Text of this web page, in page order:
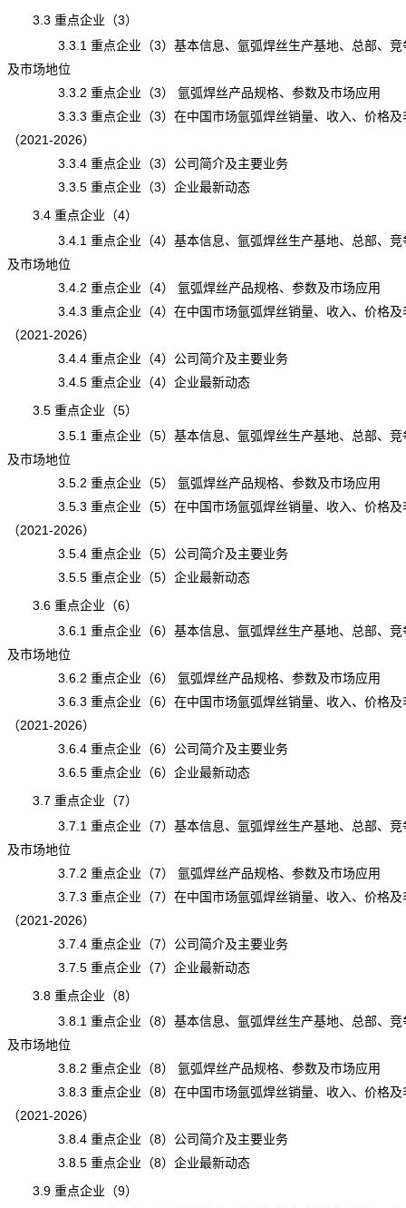
3.3 重点企业（3）
3.3.1 重点企业（3）基本信息、氩弧焊丝生产基地、总部、竞
及市场地位
3.3.2 重点企业（3） 氩弧焊丝产品规格、参数及市场应用
3.3.3 重点企业（3）在中国市场氩弧焊丝销量、收入、价格及
（2021-2026）
3.3.4 重点企业（3）公司简介及主要业务
3.3.5 重点企业（3）企业最新动态
3.4 重点企业（4）
3.4.1 重点企业（4）基本信息、氩弧焊丝生产基地、总部、竞
及市场地位
3.4.2 重点企业（4） 氩弧焊丝产品规格、参数及市场应用
3.4.3 重点企业（4）在中国市场氩弧焊丝销量、收入、价格及
（2021-2026）
3.4.4 重点企业（4）公司简介及主要业务
3.4.5 重点企业（4）企业最新动态
3.5 重点企业（5）
3.5.1 重点企业（5）基本信息、氩弧焊丝生产基地、总部、竞
及市场地位
3.5.2 重点企业（5） 氩弧焊丝产品规格、参数及市场应用
3.5.3 重点企业（5）在中国市场氩弧焊丝销量、收入、价格及
（2021-2026）
3.5.4 重点企业（5）公司简介及主要业务
3.5.5 重点企业（5）企业最新动态
3.6 重点企业（6）
3.6.1 重点企业（6）基本信息、氩弧焊丝生产基地、总部、竞
及市场地位
3.6.2 重点企业（6） 氩弧焊丝产品规格、参数及市场应用
3.6.3 重点企业（6）在中国市场氩弧焊丝销量、收入、价格及
（2021-2026）
3.6.4 重点企业（6）公司简介及主要业务
3.6.5 重点企业（6）企业最新动态
3.7 重点企业（7）
3.7.1 重点企业（7）基本信息、氩弧焊丝生产基地、总部、竞
及市场地位
3.7.2 重点企业（7） 氩弧焊丝产品规格、参数及市场应用
3.7.3 重点企业（7）在中国市场氩弧焊丝销量、收入、价格及
（2021-2026）
3.7.4 重点企业（7）公司简介及主要业务
3.7.5 重点企业（7）企业最新动态
3.8 重点企业（8）
3.8.1 重点企业（8）基本信息、氩弧焊丝生产基地、总部、竞
及市场地位
3.8.2 重点企业（8） 氩弧焊丝产品规格、参数及市场应用
3.8.3 重点企业（8）在中国市场氩弧焊丝销量、收入、价格及
（2021-2026）
3.8.4 重点企业（8）公司简介及主要业务
3.8.5 重点企业（8）企业最新动态
3.9 重点企业（9）